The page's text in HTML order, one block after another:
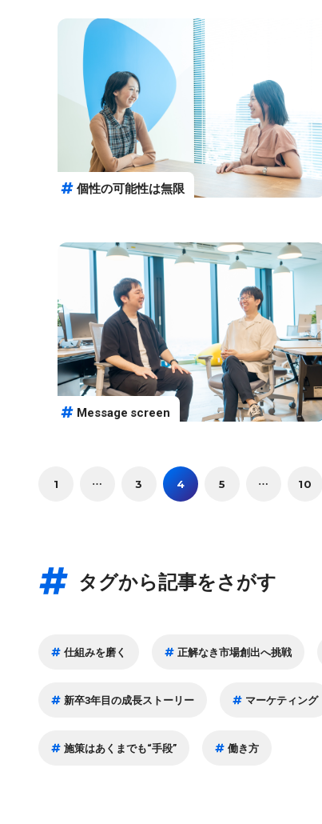
個性の可能性は無限
Message screen
1 … 3 4 5 … 10
タグから記事をさがす
仕組みを磨く 正解なき市場創出へ挑戦
新卒3年目の成長ストーリー マーケティング
施策はあくまでも“手段” 働き方